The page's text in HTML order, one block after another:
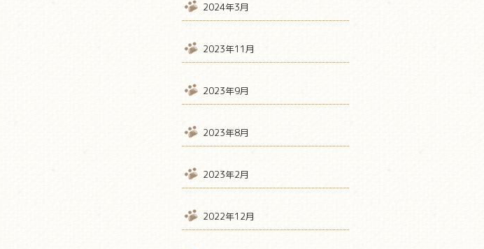
2024年3月
2023年11月
2023年9月
2023年8月
2023年2月
2022年12月